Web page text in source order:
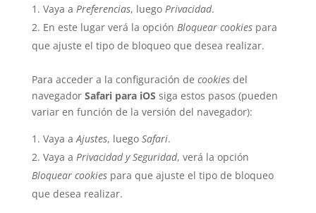
Vaya a Preferencias, luego Privacidad.
En este lugar verá la opción Bloquear cookiespara
que ajuste el tipo de bloqueo que desea realizar.
Para acceder a la configuración de cookiesdel
navegador Safari para iOS siga estos pasos (pueden
variar en función de la versión del navegador):
Vaya aAjustes, luego Safari.
Vaya a Privacidad y Seguridad, verá la opción
Bloquear cookiespara que ajuste el tipo de bloqueo
que desea realizar.